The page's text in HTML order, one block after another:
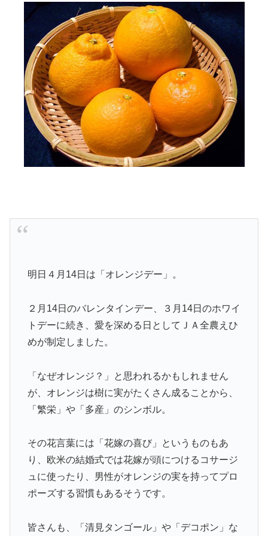
明日４月14日は「オレンジデー」。
２月14日のバレンタインデー、３月14日のホワイ
トデーに続き、愛を深める日としてＪＡ全農えひ
めが制定しました。
「なぜオレンジ？」と思われるかもしれません
が、オレンジは樹に実がたくさん成ることから、
「繁栄」や「多産」のシンボル。
その花言葉には「花嫁の喜び」というものもあ
り、欧米の結婚式では花嫁が頭につけるコサージ
ュに使ったり、男性がオレンジの実を持ってプロ
ポーズする習慣もあるそうです。
皆さんも、「清見タンゴール」や「デコポン」な